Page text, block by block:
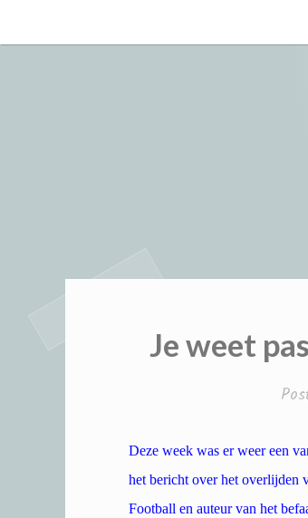
to
Je weet
Deze week was er weer een
het bericht over het overlijden
Football en auteur van het